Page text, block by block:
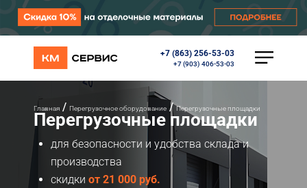
+7 (863) 256-53-03
+7 (903) 406-53-03
КАТАЛОГ
Автоматика
Перегрузочное оборудование
Уличные калитки
Шлагбаумы
Противопожарные ворота
Противопожарные шторы
Главная / Перегрузочное оборудование /Перегрузочные площадки
Перегрузочные площадки
для безопасности и удобства склада и
производства
скидки от 21 000 руб.